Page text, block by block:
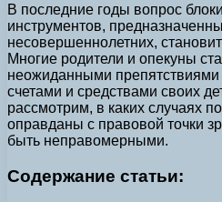
В последние годы вопрос
инструментов,
несовершеннолетних,
Многие родители и опекуны
неожиданными препятствиями
счетами и средствами своих
рассмотрим, в каких случаях
оправданы с правовой точки
быть неправомерными.
Содержание статьи: